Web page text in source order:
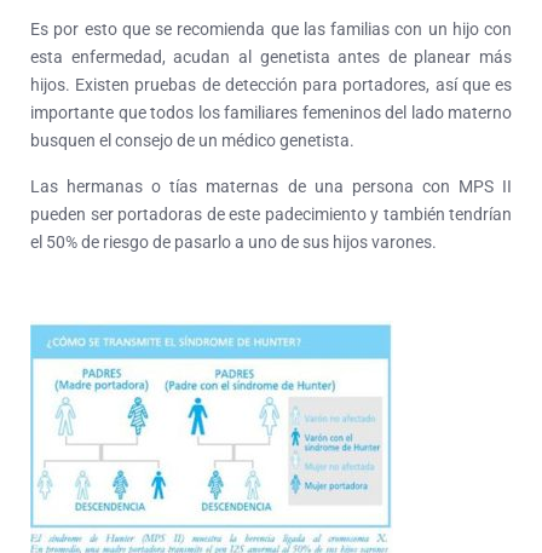
Es por esto que se recomienda que las familias con un hijo con
esta enfermedad, acudan al genetista antes de planear más
hijos. Existen pruebas de detección para portadores, así que es
importante que todos los familiares femeninos del lado materno
busquen el consejo de un médico genetista.
Las hermanas o tías maternas de una persona con MPS II
pueden ser portadoras de este padecimiento y también tendrían
el 50% de riesgo de pasarlo a uno de sus hijos varones.